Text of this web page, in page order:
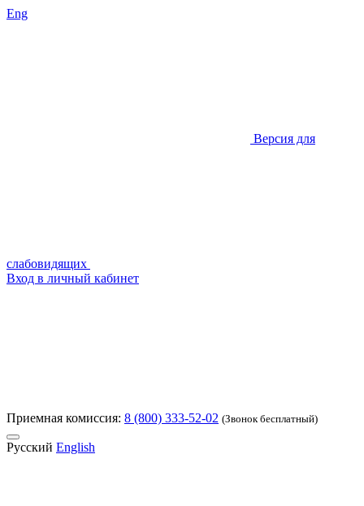
Eng
Версия для
слабовидящих
Вход в личный кабинет
Приемная комиссия: 8 (800) 333-52-02 (Звонок бесплатный)
Русский English